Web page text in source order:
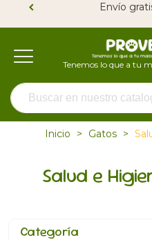
Envío
Inicio > Gatos >
Salud e
Categoría